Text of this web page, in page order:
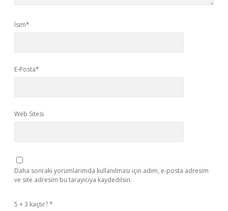
İsim*
E-Posta*
Web Sitesi
Daha sonraki yorumlarımda kullanılması için adım, e-posta adresim
ve site adresim bu tarayıcıya kaydedilsin.
5 + 3 kaçtır?*